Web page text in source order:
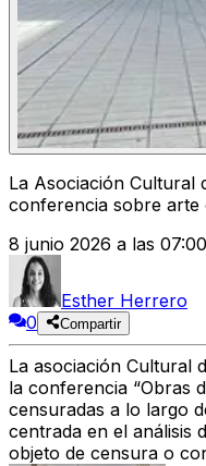
La Asociación Cultural
conferencia sobre arte
8 junio 2026 a las 07:00
Esther Herrero
0
Compartir
La asociación Cultural
la conferencia “Obras
censuradas a lo largo
centrada en el análisis
objeto de censura o